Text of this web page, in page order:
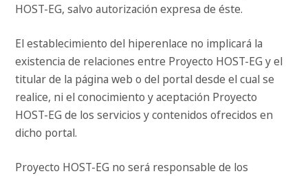
HOST-EG, salvo autorización expresa de éste.
El establecimiento del hiperenlace no implicará la
existencia de relaciones entre Proyecto HOST-EG y el
titular de la página web o del portal desde el cual se
realice, ni el conocimiento y aceptación Proyecto
HOST-EG de los servicios y contenidos ofrecidos en
dicho portal.
Proyecto HOST-EG no será responsable de los